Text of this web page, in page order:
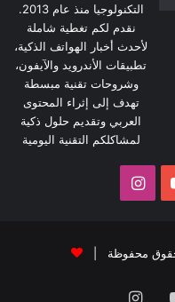
التكنولوجيا منذ عام 2013.
نقدم لكم تغطية شاملة
لأحدث أخبار الهواتف الذكية،
تطبيقات الأندرويد والآيفون،
وشروحات تقنية مبسطة
تهدف إلى إثراء المحتوى
العربي وتقديم حلول ذكية
لمشاكلكم التقنية اليومية
‫YouTubeانستقرام
‫YouTubeانستقرام